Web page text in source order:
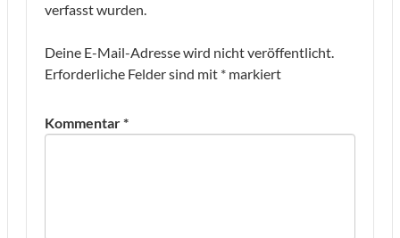
verfasst wurden.
Deine E-Mail-Adresse wird nicht veröffentlicht.
Erforderliche Felder sind mit * markiert
Kommentar*